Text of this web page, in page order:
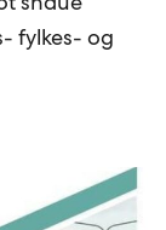
fylkes- og